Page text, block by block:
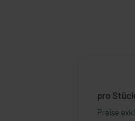
pro Stück
Preise